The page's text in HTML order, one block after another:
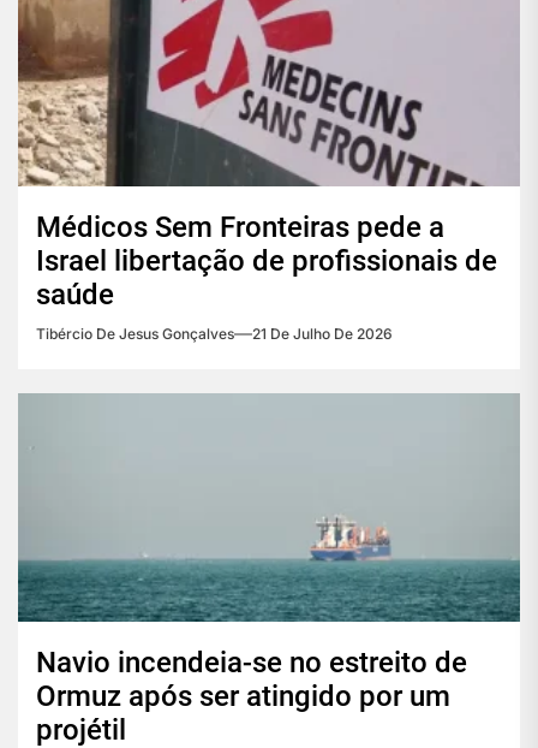
Médicos Sem Fronteiras pede a
Israel libertação de profissionais de
saúde
Tibércio De Jesus Gonçalves 21 De Julho De 2026
Navio incendeia-se no estreito de
Ormuz após ser atingido por um
projétil